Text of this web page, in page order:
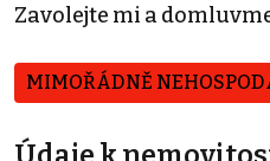
Zavolejte mi a
MIMOŘÁDNĚ